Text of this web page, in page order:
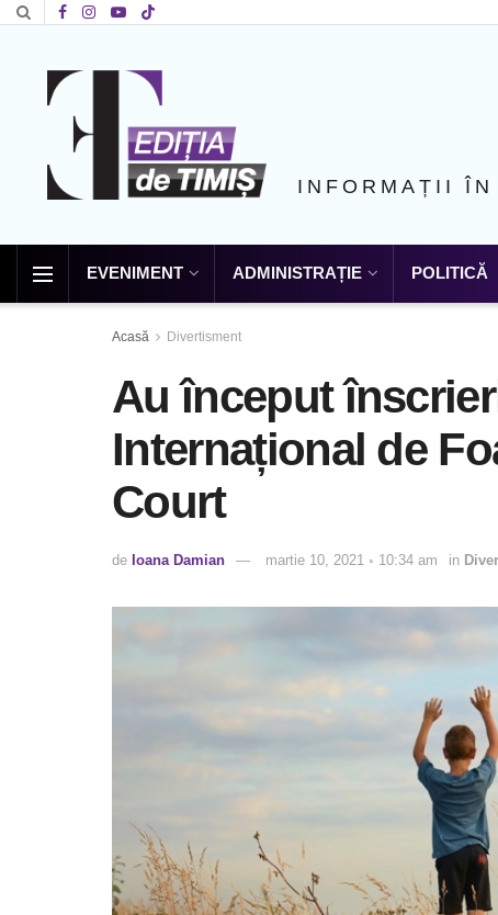
INFORMAȚII
EVENIMENT ADMINISTRAȚIE POLITICĂ
Acasă Divertisment
Au început
Internațional de
Court
de Ioana Damian martie 10, 2021 ◦ 10:34 am in